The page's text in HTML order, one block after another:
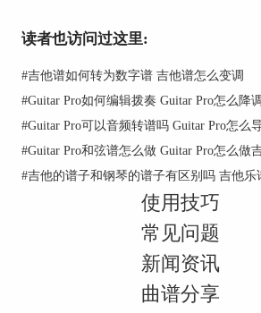
3、通用符号。除了鼓谱特有的指
号之外，在鼓谱中，有一些符号
共用的，比如强音、弱音符号，
于吉他六线谱或者鼓谱，而是在
通用，这种符号的作用就是指导
方式来完成某个音符的演奏，这
谱有异曲同工之妙。
读者也访问过这里:
#吉他谱如何转为数字谱 吉他谱怎么变调
#Guitar Pro如何编辑拨奏 Guitar Pro怎么降调
#Guitar Pro可以音频转谱吗 Guitar Pro怎么
#Guitar Pro和弦谱怎么做 Guitar Pro怎么做
#吉他的谱子和钢琴的谱子有区别吗 吉他乐
使用技巧
常见问题
新闻资讯
曲谱分享